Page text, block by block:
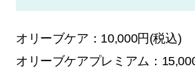
オリーブケア：10,000円(税込)
オリーブケアプレミアム：